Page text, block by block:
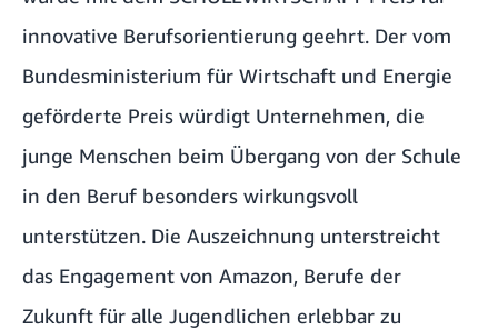
innovative Berufsorientierung geehrt. Der vom
Bundesministerium für Wirtschaft und Energie
geförderte Preis würdigt Unternehmen, die
junge Menschen beim Übergang von der Schule
in den Beruf besonders wirkungsvoll
unterstützen. Die Auszeichnung unterstreicht
das Engagement von Amazon, Berufe der
Zukunft für alle Jugendlichen erlebbar zu